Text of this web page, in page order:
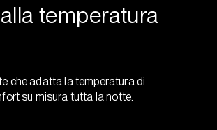
temperatura
che adatta la temperatura di
su misura tutta la notte.